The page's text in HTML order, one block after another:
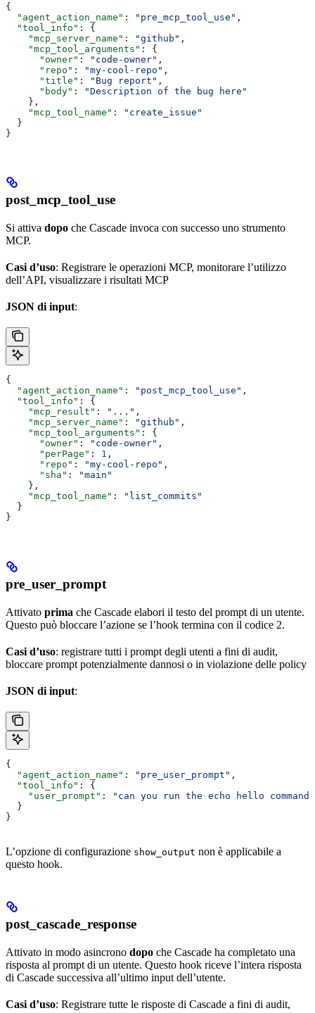
{
  "agent_action_name"
: "pre_mcp_tool_use" ,
  "tool_info"
: {
    "mcp_server_name"
: "github" ,
    "mcp_tool_arguments"
: {
      "owner"
: "code-owner" ,
      "repo"
: "my-cool-repo" ,
      "title"
: "Bug report" ,
      "body"
:
"Description of the bug here"
    },
    "mcp_tool_name"
:
"create_issue"
  }
}
post_mcp_tool_use
Si attiva dopo che Cascade invoca con successo uno strumento
MCP.
Casi d’uso: Registrare le operazioni MCP, monitorare l’utilizzo
dell’API, visualizzare i risultati MCP
JSON di input:
{
  "agent_action_name"
: "post_mcp_tool_use" ,
  "tool_info"
: {
    "mcp_result"
: "..." ,
    "mcp_server_name"
: "github" ,
    "mcp_tool_arguments"
: {
      "owner"
: "code-owner" ,
      "perPage"
: 1 ,
      "repo"
: "my-cool-repo" ,
      "sha"
:
"main"
    },
    "mcp_tool_name"
:
"list_commits"
  }
}
pre_user_prompt
Attivato prima che Cascade elabori il testo del prompt di un utente.
Questo può bloccare l’azione se l’hook termina con il codice 2.
Casi d’uso: registrare tutti i prompt degli utenti a fini di audit,
bloccare prompt potenzialmente dannosi o in violazione delle policy
JSON di input:
{
  "agent_action_name"
: "pre_user_prompt" ,
  "tool_info"
: {
    "user_prompt"
:
"can you run the echo hello command"
  }
}
L’opzione di configurazione show_output non è applicabile a
questo hook.
post_cascade_response
Attivato in modo asincrono dopo che Cascade ha completato una
risposta al prompt di un utente. Questo hook riceve l’intera risposta
di Cascade successiva all’ultimo input dell’utente.
Casi d’uso: Registrare tutte le risposte di Cascade a fini di audit,